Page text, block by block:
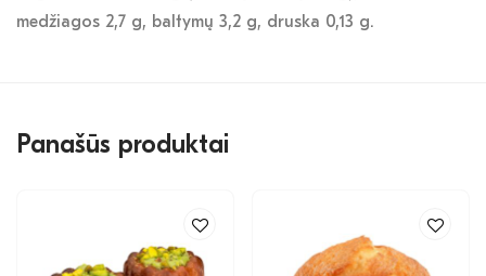
medžiagos 2,7 g, baltymų 3,2 g, druska 0,13 g.
Panašūs produktai